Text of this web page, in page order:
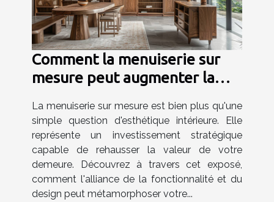
Comment la menuiserie sur
mesure peut augmenter la
La menuiserie sur mesure est bien plus qu'une
simple question d'esthétique intérieure. Elle
représente un investissement stratégique
capable de rehausser la valeur de votre
demeure. Découvrez à travers cet exposé,
comment l'alliance de la fonctionnalité et du
design peut métamorphoser votre...